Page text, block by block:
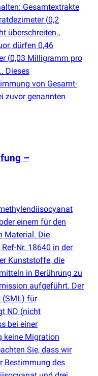
Gesamtextrakte
(0,2
überschreiten.,
dürfen 0,46
(0,03 Milligramm pro
Dieses
von Gesamt-
zuvor genannten
–
einem für den
Material. Die
Nr. 18640 in der
Kunststoffe, die
in Berührung zu
aufgeführt. Der
(SML) für
ND (nicht
bei einer
keine Migration
Sie, dass wir
Bestimmung des